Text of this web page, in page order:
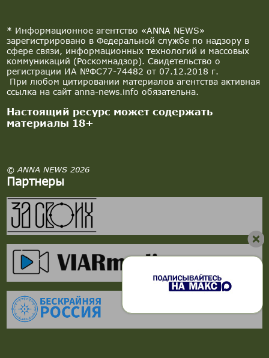
* Информационное агентство «ANNA NEWS»
зарегистрировано в Федеральной службе по надзору в
сфере связи, информационных технологий и массовых
коммуникаций (Роскомнадзор). Свидетельство о
регистрации ИА №ФС77-74482 от 07.12.2018 г.
При любом цитировании материалов агентства активная
ссылка на сайт anna-news.info обязательна.
Настоящий ресурс может содержать
материалы 18+
© ANNA NEWS 2026
Партнеры